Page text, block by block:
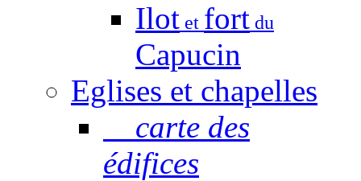
Ilot et fort du
Capucin
Eglises et chapelles
carte des
édifices